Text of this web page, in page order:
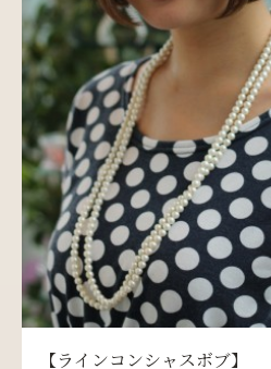
【ラインコンシャスボブ】